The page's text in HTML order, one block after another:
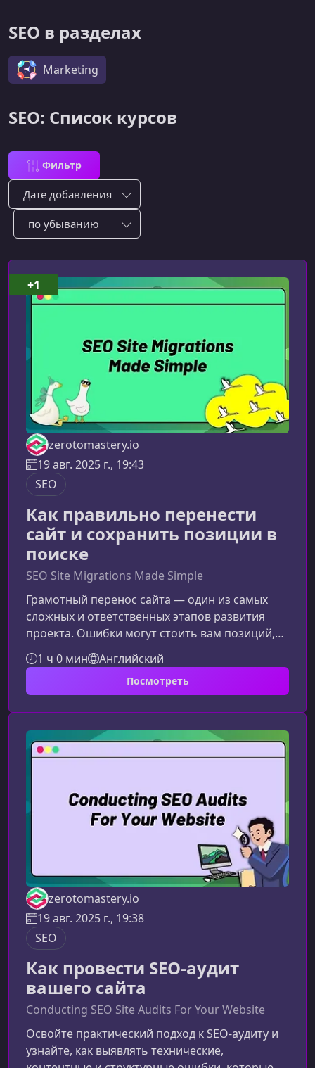
SEO в разделах
Marketing
SEO: Список курсов
Фильтр
Сортировка по:
Сотировать по:
zerotomastery.io
19 авг. 2025 г., 19:43
SEO
Как правильно перенести
сайт и сохранить позиции в
поиске
SEO Site Migrations Made Simple
Грамотный перенос сайта — один из самых
сложных и ответственных этапов развития
проекта. Ошибки могут стоить вам позиций,
трафика и продаж, поэтому важно понимать
весь процесс от подготовки до финальной
проверки. Зачем правильно переносить сайт:
приводит к изменениям технических
параметров, структуры и адресов страниц.
Если эти изменения происходят без контроля,
1 ч 0 мин Английский
Посмотреть
+1
zerotomastery.io
19 авг. 2025 г., 19:38
SEO
Как провести SEO-аудит
вашего сайта
Conducting SEO Site Audits For Your Website
Освойте практический подход к SEO-аудиту и
узнайте, как выявлять технические,